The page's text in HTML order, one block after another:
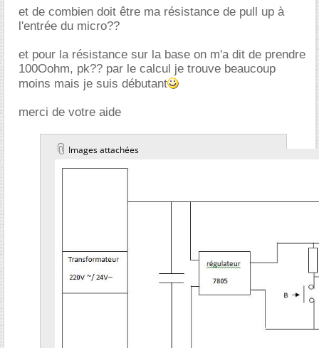
et de combien doit être ma résistance de pull up à
l'entrée du micro??
et pour la résistance sur la base on m'a dit de prendre
100Oohm, pk?? par le calcul je trouve beaucoup
moins mais je suis débutant
merci de votre aide
Images attachées